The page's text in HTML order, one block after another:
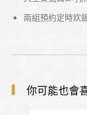
兩組預約定時炊
你可能也會